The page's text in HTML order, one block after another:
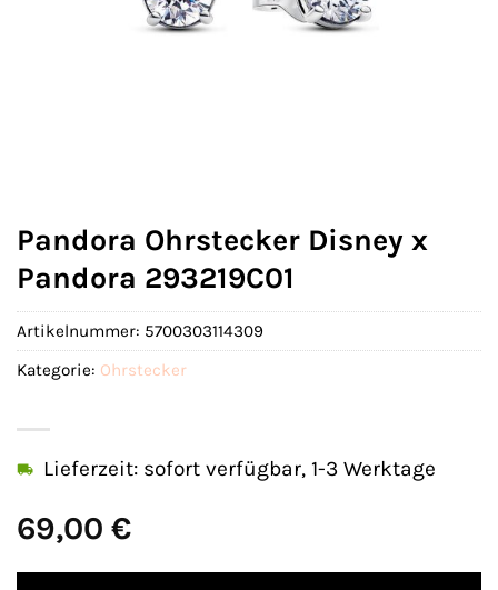
Pandora Ohrstecker Disney x
Pandora 293219C01
69,00 €
Lieferzeit: sofort verfügbar, 1-3 Werktage
Artikelnummer: 5700303114309
Kategorie: Ohrstecker